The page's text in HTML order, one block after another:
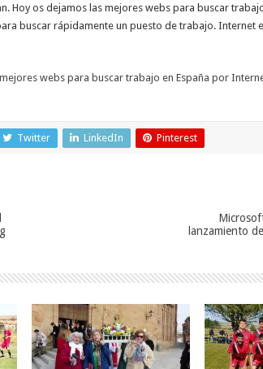
Hoy os dejamos las mejores webs para buscar
buscar rápidamente un puesto de trabajo. Internet
webs para buscar trabajo en España por
Twitter LinkedIn Pinterest
lanzamiento